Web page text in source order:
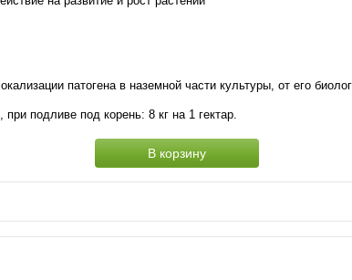
патогена в наземной части культуры, от его
подливе под корень: 8 кг на 1 гектар.
В корзину